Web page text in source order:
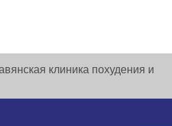
клиника похудения и